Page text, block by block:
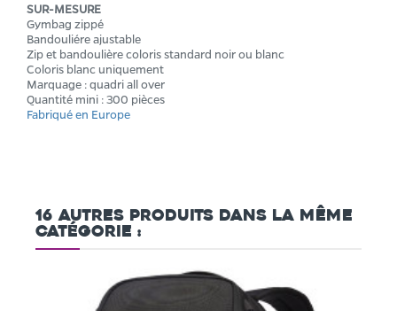
SUR-MESURE
Gymbag zippé
Bandouliére ajustable
Zip et bandoulière coloris standard noir ou blanc
Coloris blanc uniquement
Marquage : quadri all over
Quantité mini : 300 pièces
Fabriqué en Europe
16 autres produits dans la même
catégorie :